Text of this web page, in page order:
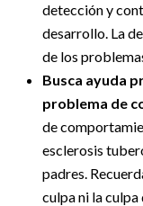
detección y
desarrollo. La
de los
Busca ayuda
problema de
de
esclerosis
padres.
culpa ni la culpa